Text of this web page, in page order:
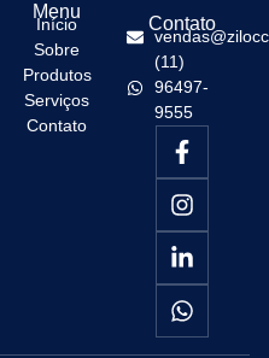
Menu
Início
Sobre
Produtos
Serviços
Contato
Contato
(11)
96497-
9555